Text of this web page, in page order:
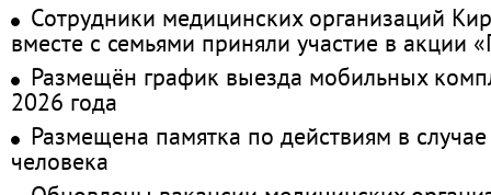
Сотрудники медицинских организаций
вместе с семьями приняли участие в акции
Размещён график выезда мобильных
2026 года
Размещена памятка по действиям в
человека